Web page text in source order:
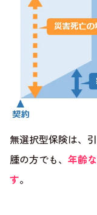
無選択型保険は、
腫の方でも、 年齢
す。